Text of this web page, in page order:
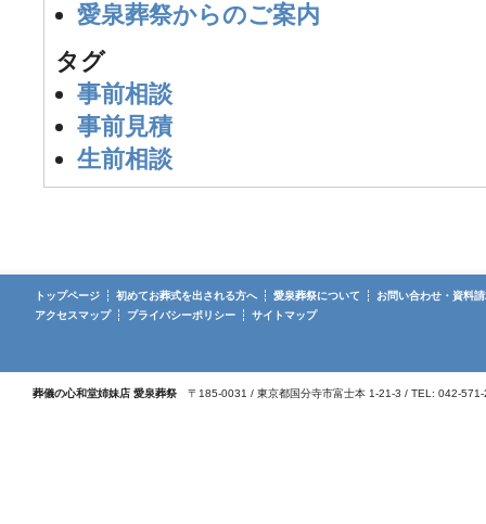
愛泉葬祭からのご案内
タグ
事前相談
事前見積
生前相談
トップページ 初めてお葬式を出される方へ 愛泉葬祭について
お問い合わせ・資料
アクセスマップ
プライバシーポリシー サイトマップ
葬儀の心和堂姉妹店 愛泉葬祭 〒185-0031 / 東京都国分寺市富士本 1-21-3 / TEL: 042-